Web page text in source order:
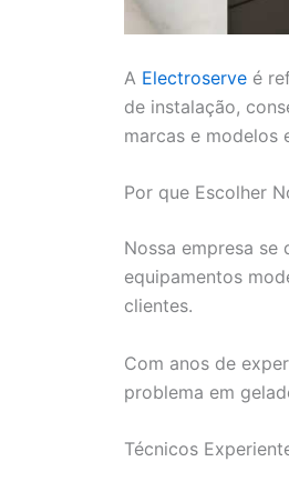
A Electroserve é
de instalação,
marcas e modelos
Por que Escolher
Nossa empresa
equipamentos
clientes.
Com anos de
problema em
Técnicos